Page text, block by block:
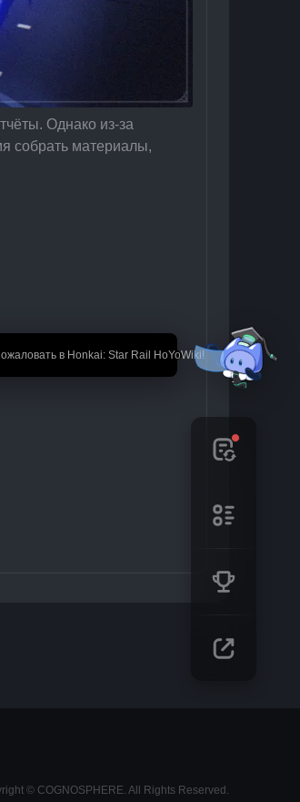
пожаловать в Honkai: Star Rail HoYoWiki!
Однако из-за
собрать материалы,
© COGNOSPHERE. All Rights Reserved.